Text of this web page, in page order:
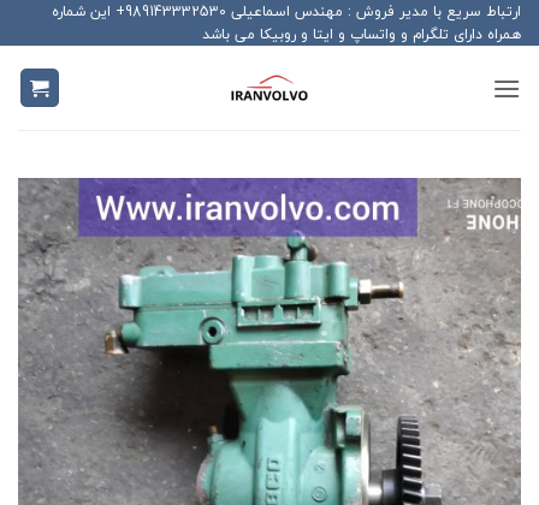
Skip
to
content
ارتباط سریع با مدیر فروش : مهندس اسماعیلی 989143332530+ این شماره
همراه دارای تلگرام و واتساپ و ایتا و روبیکا می باشد